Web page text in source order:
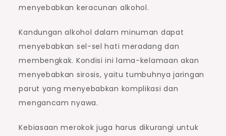
menyebabkan keracunan alkohol.
Kandungan alkohol dalam minuman dapat
menyebabkan sel-sel hati meradang dan
membengkak. Kondisi ini lama-kelamaan akan
menyebabkan sirosis, yaitu tumbuhnya jaringan
parut yang menyebabkan komplikasi dan
mengancam nyawa.
Kebiasaan merokok juga harus dikurangi untuk